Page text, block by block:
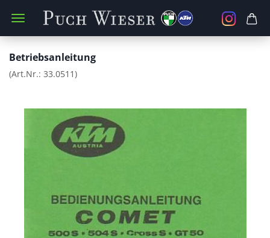
Betriebsanleitung
(Art.Nr.: 33.0511)